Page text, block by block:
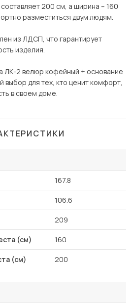
200 см, а ширина – 160
разместиться двум людям.
из ЛДСП, что гарантирует
изделия.
ЛК-2 велюр кофейный + основание
выбор для тех, кто ценит комфорт,
в своем доме.
167.8
106.6
209
(см) 160
(см) 200